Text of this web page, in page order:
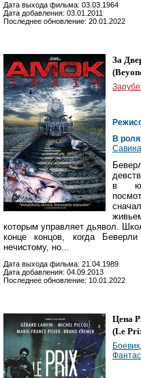
Дата выхода фильма: 03.03.1964
Дата добавления: 03.01.2011
Последнее обновление: 20.01.2022
За
(
В
в
которым управляет дьявол.
конце концов, когда
нечистому, но...
Дата выхода фильма: 21.04.1989
Дата добавления: 04.09.2013
Последнее обновление: 10.01.2022
Цена
(Le
Боевик,